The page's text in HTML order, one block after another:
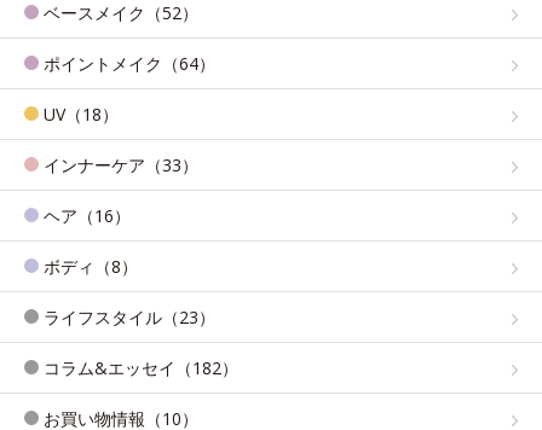
ベースメイク（52）
ポイントメイク（64）
UV（18）
インナーケア（33）
ヘア（16）
ボディ（8）
ライフスタイル（23）
コラム&エッセイ（182）
お買い物情報（10）